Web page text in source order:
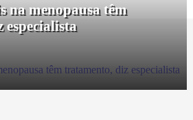
na menopausa têm